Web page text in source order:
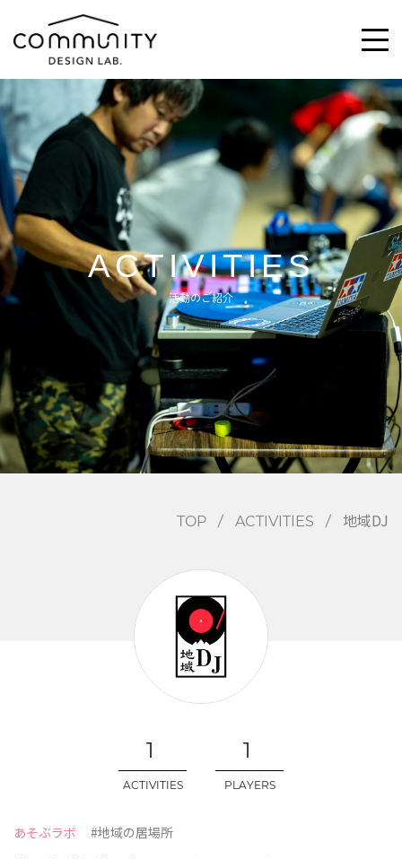
\求む!/ 助っ人・ご意見
ABOUT
ACTIVITIES
MAGAZINE
EVENTS
ACTIVITIES
活動のご紹介
TOP / ACTIVITIES / 地域DJ
1
ACTIVITIES
1
PLAYERS
あそぶラボ #地域の居場所